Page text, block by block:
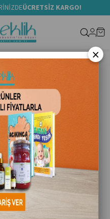
ÜCRETSİZ KARGO!
250 GR
×